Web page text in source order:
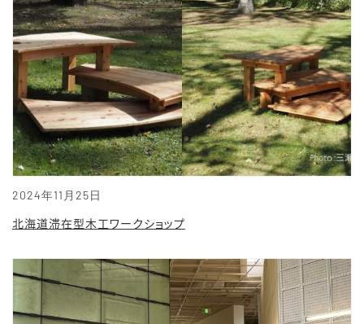
2024年11月25日
北海道滞在型木工ワークショップ